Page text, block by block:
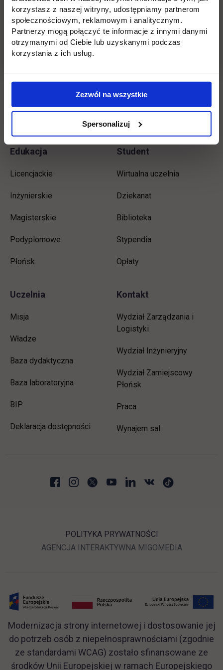
korzystasz z naszej witryny, udostępniamy partnerom
społecznościowym, reklamowym i analitycznym.
Partnerzy mogą połączyć te informacje z innymi danymi
otrzymanymi od Ciebie lub uzyskanymi podczas
korzystania z ich usług.
Zezwól na wszystkie
Spersonalizuj
Porozumienie zostało podpisane przez Rektor
Uczelni dr Justynę Żylińską oraz Prezesa
Zarządu Jana Soczewkę w dniu 26 maja 2022
Wróć
Pomiń
Informacje w stopce
Edukacja
Licencjackie
Inżynierskie
Magisterskie
Podyplomowe
Płońsk
Student
Wirtualna uczelnia
Dziekanat
Biblioteka
Stypendia
Opłaty
Uczelnia
Misja
Władze
Baza dydaktyczna
Baza laboratoryjna
BIP link otwiera się w nowej karcie
Deklaracja dostępności
Kontakt
Wydział Zarządzania i
Logistyki
Wydział Inżynieryjny
Wydział Zamiejscowy
Płońsk
Praca
Wynajem sal
POLITYKA PRYWATNOŚCI
AGENCJA INTERAKTYWNALINK OTWIERA SIĘ W
MIGOMEDIALINK
Modernizacja strony internetowej i dostosowanie jej
do potrzeb osób z niepełnosprawnościami (zgodnie
ze standardami WCAG) zostało sfinansowane ze
środków Unii Europejskiej w ramach Europejskiego